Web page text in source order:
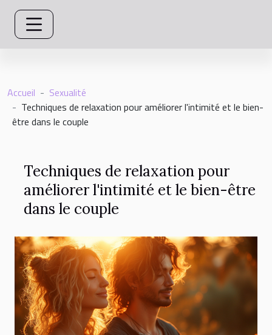
Accueil
Sexualité
Techniques de relaxation pour améliorer l'intimité et le bien-
être dans le couple
Techniques de relaxation pour
améliorer l'intimité et le bien-être
dans le couple